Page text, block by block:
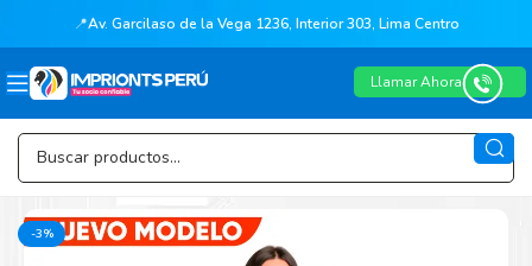
📍Av. Garcilaso de la Vega 1236, Interior 303, Lima Centro
Llamar Ahora
-3%